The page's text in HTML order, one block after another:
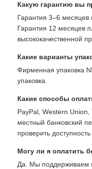
Какую гарантию вы
Гарантия 3–6 месяцев
Гарантия 12 месяцев
высококачественной
Какие варианты
Фирменная упаковка
упаковка.
Какие способы
PayPal, Western Union,
местный банковский
проверить
Могу ли я оплатить
Да. Мы поддерживаем